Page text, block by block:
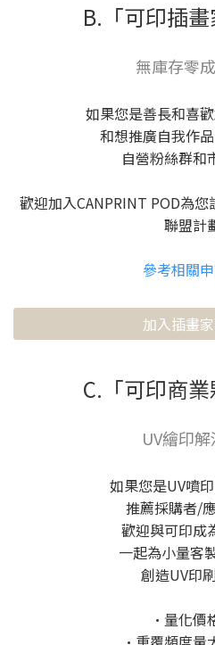
B.「可印插畫
無庫存零
如果您是善長和喜
和想推廣自我作
自營粉絲群和
歡迎加入CANPRINT POD為您
聯盟計
參考相關
加入插畫
C.「可印商
UV繪印
如果您是UV噴
推薦採購者/
歡迎與可印成
一起為小量客
創造UV印
•量化價